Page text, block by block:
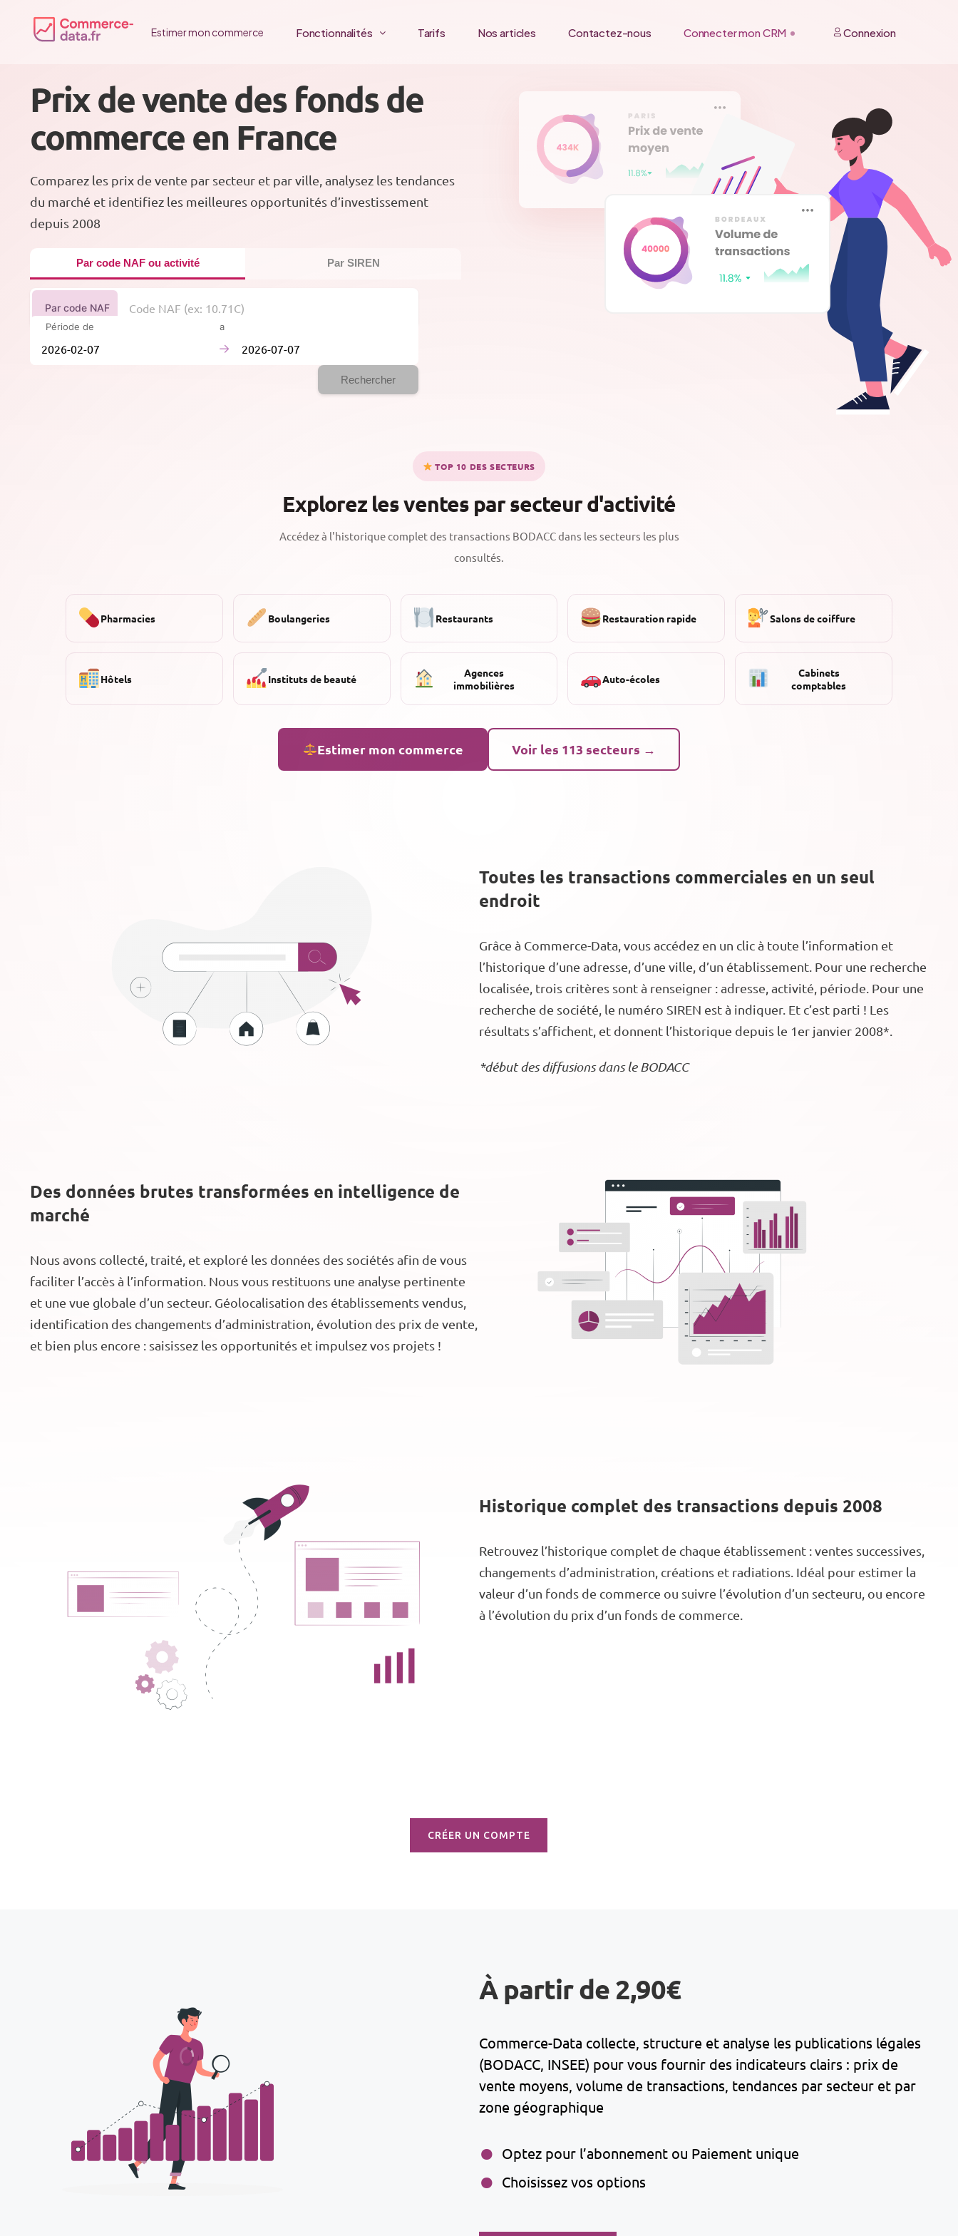
Estimer mon commerce Fonctionnalités Tarifs Nos articles Contactez-nous Connecter mon CRM Connexion
Prix de vente des fonds de
commerce en France
Comparez les prix de vente par secteur et par ville, analysez les tendances
du marché et identifiez les meilleures opportunités d’investissement
depuis 2008
Par code NAF ou activité Par SIREN
Par code NAF
Période de à
→
Rechercher
TOP 10 DES SECTEURS
Explorez les ventes par secteur d'activité
Accédez à l'historique complet des transactions BODACC dans les secteurs les plus
consultés.
Pharmacies Boulangeries Restaurants Restauration rapide Salons de coiffure
Hôtels Instituts de beauté
Agences
immobilières
Auto-écoles
Cabinets
comptables
Estimer mon commerce Voir les 113 secteurs →
Toutes les transactions commerciales en un seul
endroit
Grâce à Commerce-Data, vous accédez en un clic à toute l’information et
l’historique d’une adresse, d’une ville, d’un établissement. Pour une recherche
localisée, trois critères sont à renseigner : adresse, activité, période. Pour une
recherche de société, le numéro SIREN est à indiquer. Et c’est parti ! Les
résultats s’affichent, et donnent l’historique depuis le 1er janvier 2008*.
*début des diffusions dans le BODACC
Des données brutes transformées en intelligence de
marché
Nous avons collecté, traité, et exploré les données des sociétés afin de vous
faciliter l’accès à l’information. Nous vous restituons une analyse pertinente
et une vue globale d’un secteur. Géolocalisation des établissements vendus,
identification des changements d’administration, évolution des prix de vente,
et bien plus encore : saisissez les opportunités et impulsez vos projets !
Historique complet des transactions depuis 2008
Retrouvez l’historique complet de chaque établissement : ventes successives,
changements d’administration, créations et radiations. Idéal pour estimer la
valeur d’un fonds de commerce ou suivre l’évolution d’un secteuru, ou encore
à l’évolution du prix d’un fonds de commerce.
CRÉER UN COMPTE
À partir de 2,90€
Commerce-Data collecte, structure et analyse les publications légales
(BODACC, INSEE) pour vous fournir des indicateurs clairs : prix de
vente moyens, volume de transactions, tendances par secteur et par
zone géographique
Optez pour l’abonnement ou Paiement unique
Choisissez vos options